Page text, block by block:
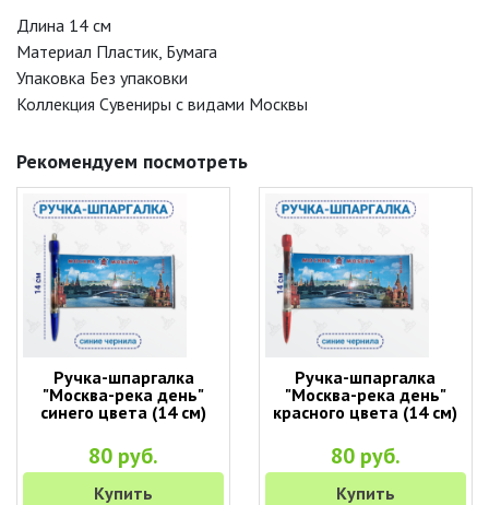
Длина 14 см
Материал Пластик, Бумага
Упаковка Без упаковки
Коллекция Сувениры с видами Москвы
Рекомендуем посмотреть
Ручка-шпаргалка
"Москва-река день"
синего цвета (14 см)
80 руб.
Купить
Ручка-шпаргалка
"Москва-река день"
красного цвета (14 см)
80 руб.
Купить